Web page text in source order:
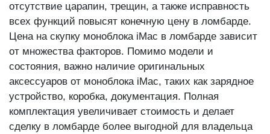
отсутствие царапин, трещин, а также исправность
всех функций повысят конечную цену в ломбарде.
Цена на скупку моноблока iMac в ломбарде зависит
от множества факторов. Помимо модели и
состояния, важно наличие оригинальных
аксессуаров от моноблока iMac, таких как зарядное
устройство, коробка, документация. Полная
комплектация увеличивает стоимость и делает
сделку в ломбарде более выгодной для владельца